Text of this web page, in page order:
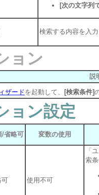
[次の文字列
検索する内容を入
ョン
説
ザードを起動して、 [検索条件]
ョン設定
/省略可 変数の使用
可 使用不可
「
索